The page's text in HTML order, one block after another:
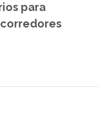
para